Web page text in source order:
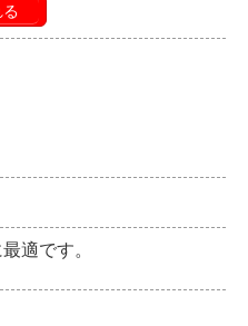
適です。